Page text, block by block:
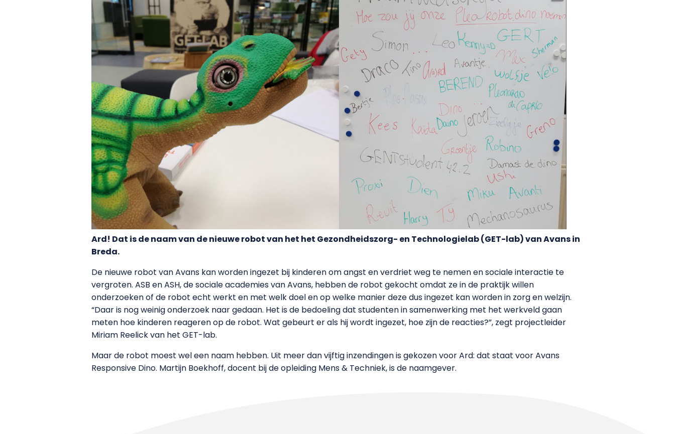
Ard! Dat is de naam van de nieuwe robot van het het Gezondheidszorg- en Technologielab (GET-lab) van Avans in
Breda.
De nieuwe robot van Avans kan worden ingezet bij kinderen om angst en verdriet weg te nemen en sociale interactie te
vergroten. ASB en ASH, de sociale academies van Avans, hebben de robot gekocht omdat ze in de praktijk willen
onderzoeken of de robot echt werkt en met welk doel en op welke manier deze dus ingezet kan worden in zorg en welzijn.
“Daar is nog weinig onderzoek naar gedaan. Het is de bedoeling dat studenten in samenwerking met het werkveld gaan
meten hoe kinderen reageren op de robot. Wat gebeurt er als hij wordt ingezet, hoe zijn de reacties?”, zegt projectleider
Miriam Reelick van het GET-lab.
Maar de robot moest wel een naam hebben. Uit meer dan vijftig inzendingen is gekozen voor Ard: dat staat voor Avans
Responsive Dino. Martijn Boekhoff, docent bij de opleiding Mens & Techniek, is de naamgever.